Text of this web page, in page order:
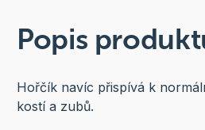
Popis
Hořčík navíc přispívá k
kostí a zubů.